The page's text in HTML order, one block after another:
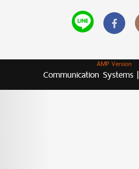
AMP Version
Communication Systems |